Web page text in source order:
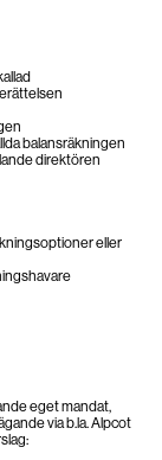
balansräkningen
direktören
eller
eget mandat,
via b.la. Alpcot